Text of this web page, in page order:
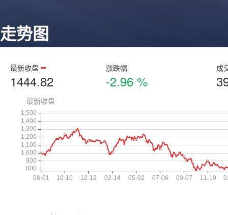
走势图
最新收盘
1444.82
涨跌幅
-2.96 %
成